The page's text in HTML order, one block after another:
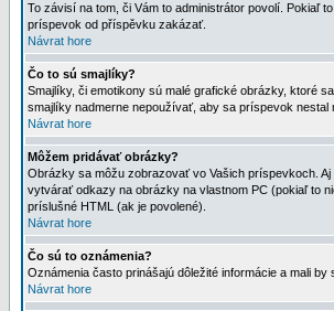
To závisí na tom, či Vám to administrátor povolí. Pokiaľ
príspevok od příspěvku zakázať.
Návrat hore
Čo to sú smajlíky?
Smajlíky, či emotikony sú malé grafické obrázky, ktoré
smajlíky nadmerne nepoužívať, aby sa príspevok
Návrat hore
Môžem pridávať obrázky?
Obrázky sa môžu zobrazovať vo Vašich príspevkoch.
vytvárať odkazy na obrázky na vlastnom PC (pokiaľ to
príslušné HTML (ak je povolené).
Návrat hore
Čo sú to oznámenia?
Oznámenia často prinášajú dôležité informácie a mali
Návrat hore